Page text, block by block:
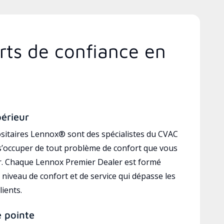
de confiance en
Lennox® sont des spécialistes du CVAC
de tout problème de confort que vous
Chaque Lennox Premier Dealer est formé
de confort et de service qui dépasse les
pointe